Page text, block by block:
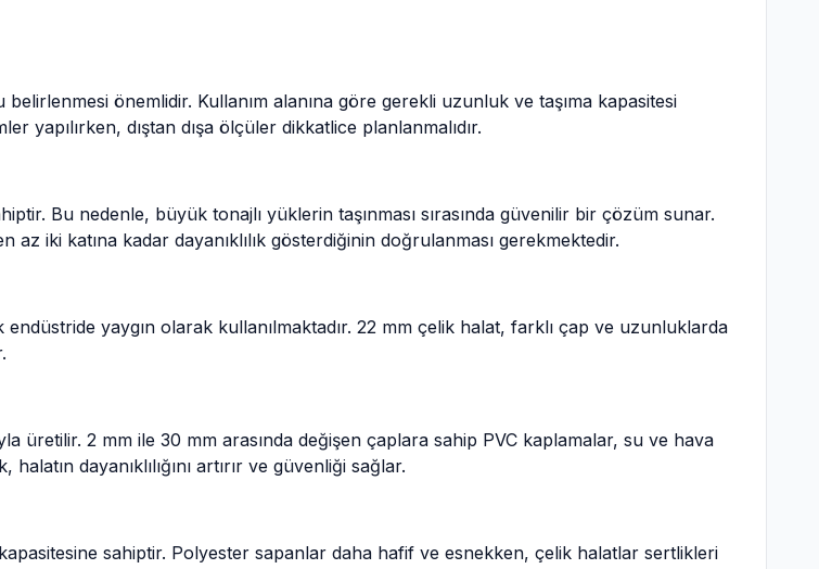
önemlidir. Kullanım alanına göre gerekli uzunluk ve taşıma kapasitesi
yapılırken, dıştan dışa ölçüler dikkatlice planlanmalıdır.
Bu nedenle, büyük tonajlı yüklerin taşınması sırasında güvenilir bir çözüm sunar.
iki katına kadar dayanıklılık gösterdiğinin doğrulanması gerekmektedir.
yaygın olarak kullanılmaktadır. 22 mm çelik halat, farklı çap ve uzunluklarda
üretilir. 2 mm ile 30 mm arasında değişen çaplara sahip PVC kaplamalar, su ve hava
dayanıklılığını artırır ve güvenliği sağlar.
sahiptir. Polyester sapanlar daha hafif ve esnekken, çelik halatlar sertlikleri